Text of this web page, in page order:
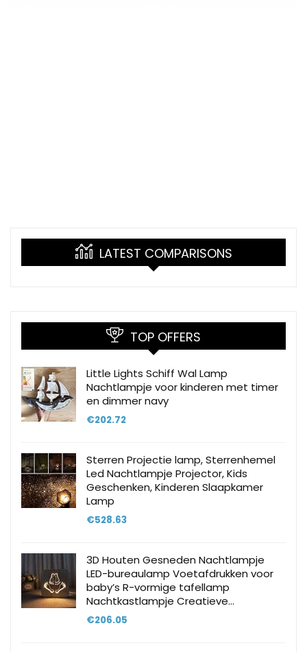
LATEST COMPARISONS
TOP OFFERS
Little Lights Schiff Wal Lamp
Nachtlampje voor kinderen met timer
en dimmer navy
€202.72
Sterren Projectie lamp, Sterrenhemel
Led Nachtlampje Projector, Kids
Geschenken, Kinderen Slaapkamer
Lamp
€528.63
3D Houten Gesneden Nachtlampje
LED-bureaulamp Voetafdrukken voor
baby’s R-vormige tafellamp
Nachtkastlampje Creatieve…
€206.05